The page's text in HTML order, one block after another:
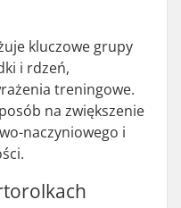
kluczowe grupy
i rdzeń,
treningowe.
na zwiększenie
naczyniowego i